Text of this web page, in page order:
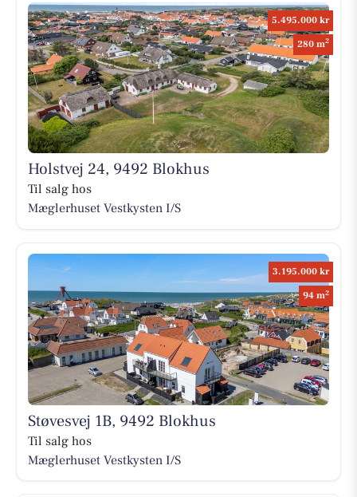
5.495.000 kr
280 m2
Holstvej 24, 9492 Blokhus
Til salg hos
Mæglerhuset Vestkysten I/S
3.195.000 kr
94 m2
Støvesvej 1B, 9492 Blokhus
Til salg hos
Mæglerhuset Vestkysten I/S